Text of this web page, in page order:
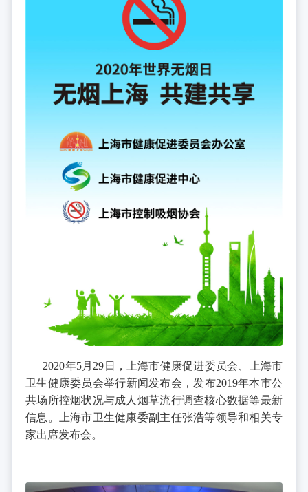
2020年5月29日，上海市健康促进委员会、上海市
卫生健康委员会举行新闻发布会，发布2019年本市公
共场所控烟状况与成人烟草流行调查核心数据等最新
信息。上海市卫生健康委副主任张浩等领导和相关专
家出席发布会。